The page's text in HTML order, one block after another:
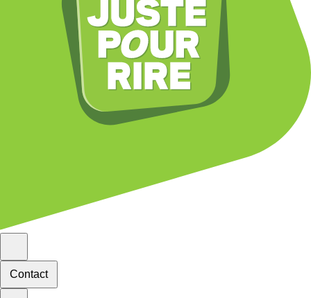
Contact